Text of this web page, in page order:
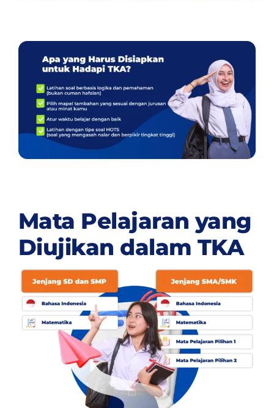
Mata Pelajaran yang
Diujikan dalam TKA